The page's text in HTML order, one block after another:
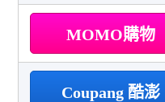
MOMO購物
Coupang 酷澎